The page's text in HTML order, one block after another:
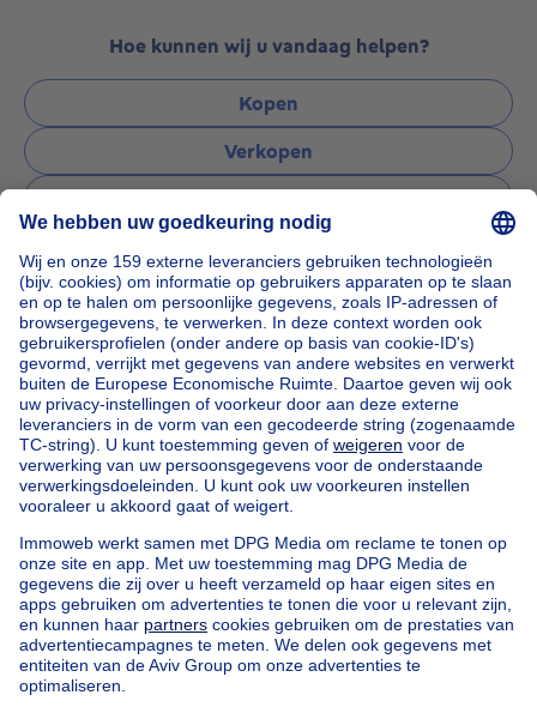
Hoe kunnen wij u vandaag helpen?
Kopen
Verkopen
Een vraag stellen
Home
Agentschappen
Agentschappen in Anderlecht
Immo One
Onze huizen buiten BelgiëHuis te koop Frankrijk
Huis te koop Spanje
Huis te koop Italië
Huis te koop Luxemburg
Huis te koop Nederland
Goedkoop vastgoedGoedkoop huis te koop
Goedkope appartementen te huur
Onze huurwoningen met slaapkamers
Appartement te koop met 3 slaapkamers Oostende
Huis te koop met 3 slaapkamers Stene